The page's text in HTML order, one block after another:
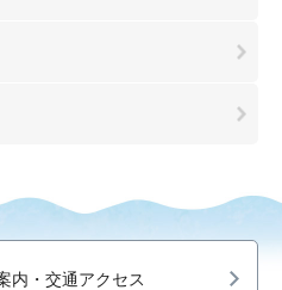
内・交通アクセス